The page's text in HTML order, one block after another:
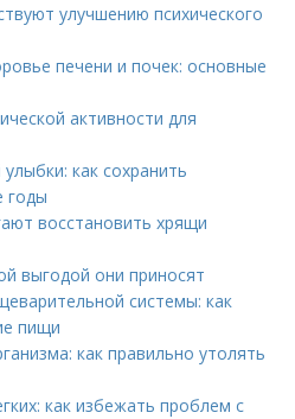
улучшению психического
печени и почек: основные
активности для
как сохранить
годы
восстановить хрящи
выгодой они приносят
системы: как
пищи
как правильно утолять
как избежать проблем с